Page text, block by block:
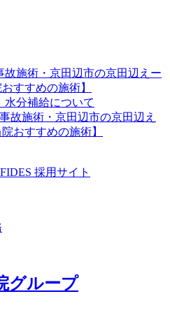
故施術・京田辺市の京田辺えー
すすめの施術】
水分補給について
事故施術・京田辺市の京田辺え
おすすめの施術】